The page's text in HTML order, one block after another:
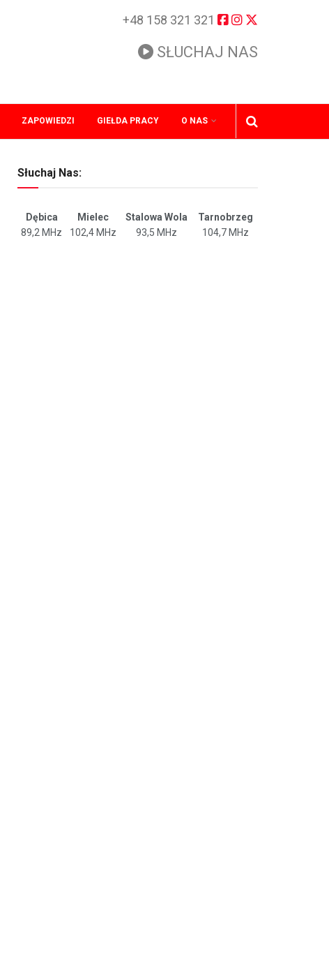
+48 158 321 321
SŁUCHAJ NAS
ZAPOWIEDZI GIEŁDA PRACY O NAS
Słuchaj Nas:
Dębica Mielec Stalowa Wola
Tarnobrzeg
89,2 MHz
102,4 MHz 93,5 MHz 104,7 MHz